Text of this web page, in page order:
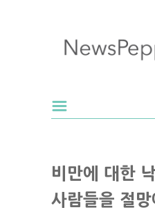
비만에 대한
사람들을 절